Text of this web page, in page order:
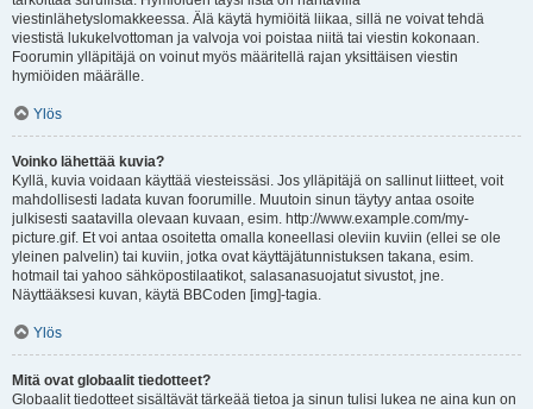
viestinlähetyslomakkeessa. Älä käytä hymiöitä liikaa, sillä ne voivat tehdä
viestistä lukukelvottoman ja valvoja voi poistaa niitä tai viestin kokonaan.
Foorumin ylläpitäjä on voinut myös määritellä rajan yksittäisen viestin
hymiöiden määrälle.
Ylös
Voinko lähettää kuvia?
Kyllä, kuvia voidaan käyttää viesteissäsi. Jos ylläpitäjä on sallinut liitteet, voit
mahdollisesti ladata kuvan foorumille. Muutoin sinun täytyy antaa osoite
julkisesti saatavilla olevaan kuvaan, esim. http://www.example.com/my-
picture.gif. Et voi antaa osoitetta omalla koneellasi oleviin kuviin (ellei se ole
yleinen palvelin) tai kuviin, jotka ovat käyttäjätunnistuksen takana, esim.
hotmail tai yahoo sähköpostilaatikot, salasanasuojatut sivustot, jne.
Näyttääksesi kuvan, käytä BBCoden [img]-tagia.
Ylös
Mitä ovat globaalit tiedotteet?
Globaalit tiedotteet sisältävät tärkeää tietoa ja sinun tulisi lukea ne aina kun on